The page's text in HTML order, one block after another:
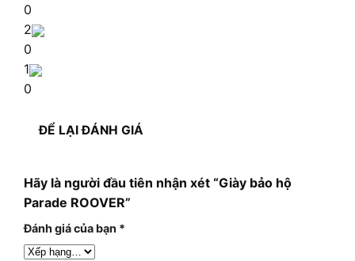
0
2
0
1
0
ĐỂ LẠI ĐÁNH GIÁ
Hãy là người đầu tiên nhận xét “Giày bảo hộ
Parade ROOVER”
Đánh giá của bạn *